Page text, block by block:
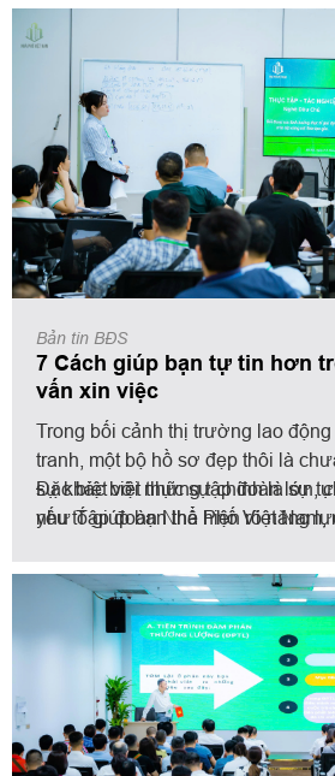
Bản tin BĐS
7 Cách giúp bạn tự tin hơn
vấn xin việc
Trong bối cảnh thị trường lao
tranh, một bộ hồ sơ đẹp thôi là
sự khác biệt thực sự chính là sự
yếu tố giúp bạn thể hiện rõ năng
Đặc biệt với những tập đoàn lớn,
như Tập đoàn Nhà Phố Việt Nam,
đánh giá cao thái độ, phong thái
trong buổi phỏng vấn.